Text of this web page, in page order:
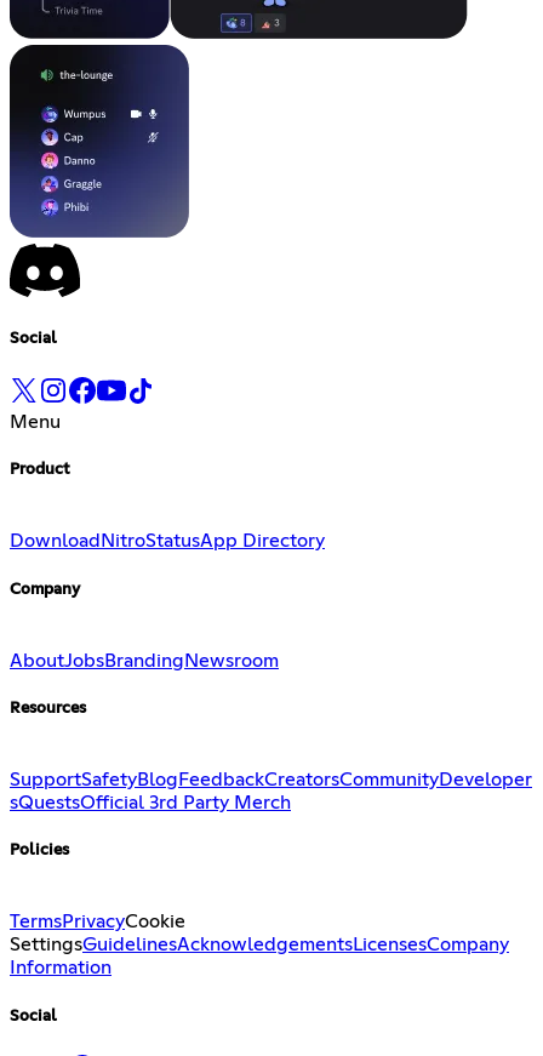
Social
Menu
Product
Download NitroStatusApp Directory
Company
AboutJobsBranding Newsroom
Resources
SupportSafetyBlog FeedbackCreatorsCommunityDeveloper
sQuestsOfficial 3rd Party Merch
Policies
TermsPrivacyCookie
SettingsGuidelinesAcknowledgementsLicensesCompany
Information
Social